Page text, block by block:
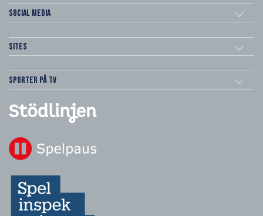
Social Media
Sites
Sporter på TV